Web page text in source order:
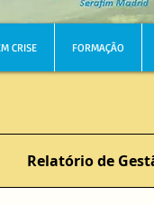
CRISE FORMAÇÃO
Relatório de